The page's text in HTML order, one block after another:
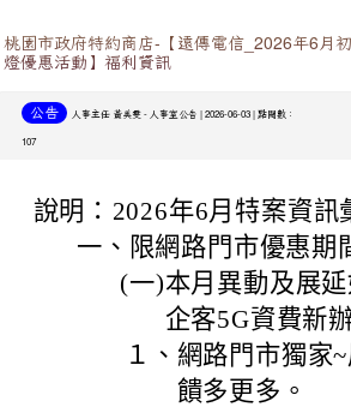
桃園市政府特約商店-【遠傳電信_2026年6月
燈優惠活動】福利資訊
公告 人事主任 黃美雯- 人事室公告 | 2026-06-03 | 點閱數：
107
說明： 2026年6月特案資訊
一、 限網路門市優惠期
(一)本月異動及展
企客5G資費新
１、 網路門市獨家
饋多更多。